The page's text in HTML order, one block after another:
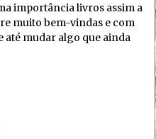
importância livros assim a
muito bem-vindas e com
até mudar algo que ainda